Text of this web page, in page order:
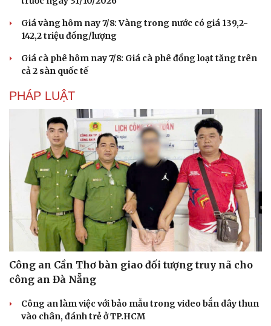
Cải chính
Giá vàng hôm nay 7/8: Vàng trong nước có giá 139,2-
142,2 triệu đồng/lượng
Giá cà phê hôm nay 7/8: Giá cà phê đồng loạt tăng trên
cả 2 sàn quốc tế
PHÁP LUẬT
Công an Cần Thơ bàn giao đối tượng truy nã cho
công an Đà Nẵng
Công an làm việc với bảo mẫu trong video bắn dây thun
vào chân, đánh trẻ ở TP.HCM